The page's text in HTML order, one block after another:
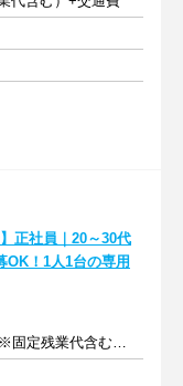
正社員｜20～30代
OK！1人1台の専用
月給20万～28万円以上（※固定残業代含む）+交通費